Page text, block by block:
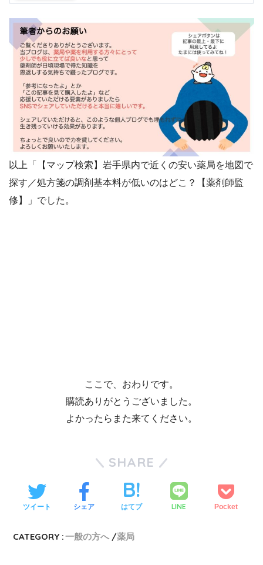
以上「【マップ検索】岩手県内で近くの安い薬局を地図で
探す／処方箋の調剤基本料が低いのはどこ？【薬剤師監
修】」でした。
ここで、おわりです。
購読ありがとうございました。
よかったらまた来てください。
SHARE
ツイート シェア はてブ LINE Pocket
CATEGORY :一般の方へ 薬局